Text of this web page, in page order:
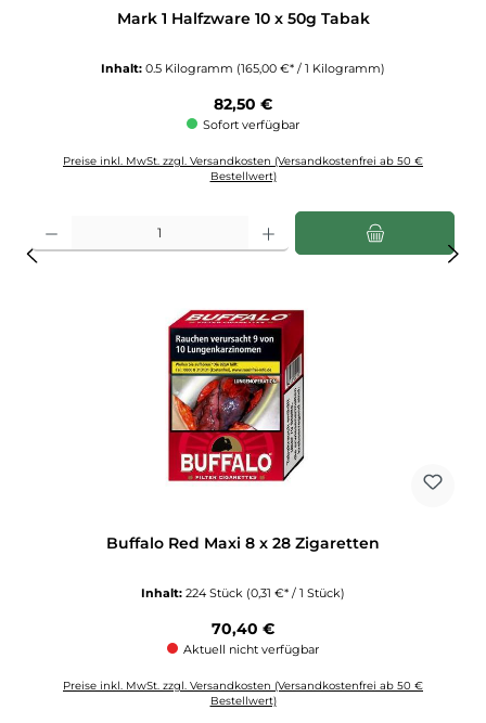
Mark 1 Halfzware 10 x 50g Tabak
Inhalt: 0.5 Kilogramm (165,00 €* / 1 Kilogramm)
Regulärer Preis:
82,50 €
Sofort verfügbar
Preise inkl. MwSt. zzgl. Versandkosten (Versandkostenfrei ab 50 €
Bestellwert)
Produkt Anzahl: Gib den gewünschten Wert ein oder benutze die Schaltflächen
Buffalo Red Maxi 8 x 28 Zigaretten
Inhalt: 224 Stück (0,31 €* / 1 Stück)
Regulärer Preis:
70,40 €
Aktuell nicht verfügbar
Preise inkl. MwSt. zzgl. Versandkosten (Versandkostenfrei ab 50 €
Bestellwert)